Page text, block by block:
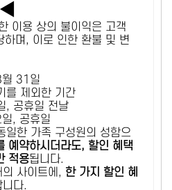
이용 상의 불이익은 고객
하며, 이로 인한 환불 및 변
31일
를 제외한 기간
, 공휴일 전날
, 공휴일
일한 가족 구성원의 성함으
예약하시더라도, 할인 혜택
적용됩니다.
사이트에, 한 가지 할인 혜
니다.